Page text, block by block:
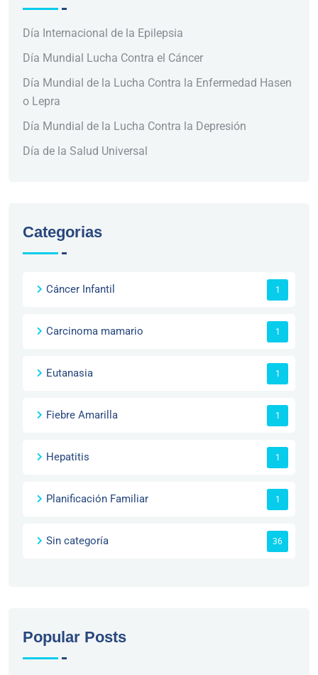
Día Internacional de la Epilepsia
Día Mundial Lucha Contra el Cáncer
Día Mundial de la Lucha Contra la Enfermedad Hasen
o Lepra
Día Mundial de la Lucha Contra la Depresión
Día de la Salud Universal
Categorias
Cáncer Infantil 1
Carcinoma mamario 1
Eutanasia 1
Fiebre Amarilla 1
Hepatitis 1
Planificación Familiar 1
Sin categoría 36
Popular Posts